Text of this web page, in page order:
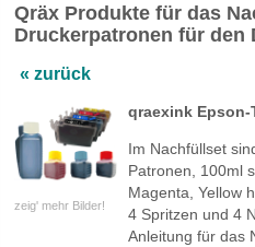
Qräx Produkte für das
Druckerpatronen für den
« zurück
zeig' mehr Bilder!
qraexink Epson-
Im Nachfüllset
Patronen, 100ml
Magenta, Yellow
4 Spritzen und 4
Anleitung für das